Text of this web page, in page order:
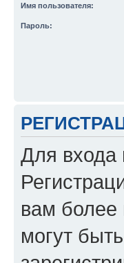
Имя пользователя:
Пароль:
Для входа
вам более
могут